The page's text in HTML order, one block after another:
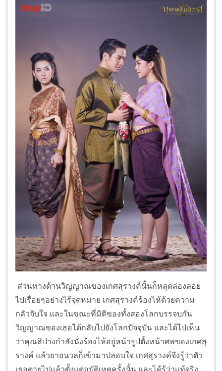
ส่วนทางด้านวิญญาณของเกศสุรางค์นั้นก็หลุดล่องลอย
ไปเรื่อยๆอย่างไร้จุดหมาย เกศสุรางค์ร้องไห้ด้วยความ
กลัวจับใจ และในขณะที่มิติของทั้งสองโลกบรรจบกัน
วิญญาณของเธอได้กลับไปยังโลกปัจจุบัน และได้ไปเห็น
ว่าคุณสิปางกำลังนั่งร้องไห้อยู่หน้ารูปตั้งหน้าศพของเกศสุ
รางค์ แล้วยายนวลก็เข้ามาปลอบใจ เกศสุรางค์จึงรู้ว่าตัว